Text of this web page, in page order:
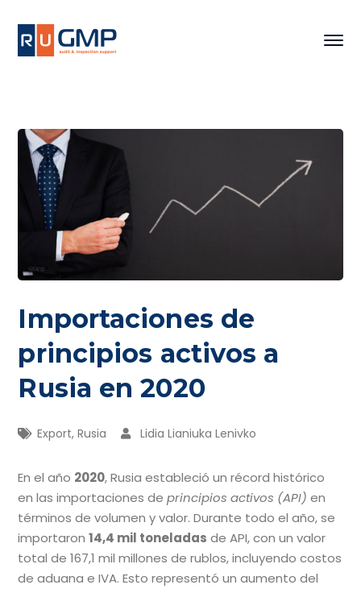
Importaciones de
principios activos a
Rusia en 2020
Export,Rusia Lidia Lianiuka Lenivko
En el año 2020, Rusia estableció un récord histórico
en las importaciones deprincipios activos (API) en
términos de volumen y valor. Durante todo el año, se
importaron14,4 mil toneladas de API, con un valor
total de 167,1 mil millones de rublos, incluyendo costos
de aduana e IVA. Esto representó un aumento del